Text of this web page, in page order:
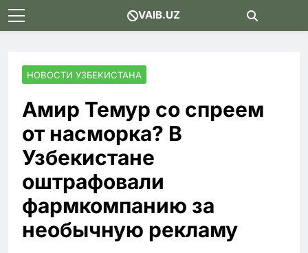
Skip
to
VAIB.UZ
НОВОСТИ УЗБЕКИСТАНА
Амир Темур со спреем
от насморка? В
Узбекистане
оштрафовали
фармкомпанию за
необычную рекламу